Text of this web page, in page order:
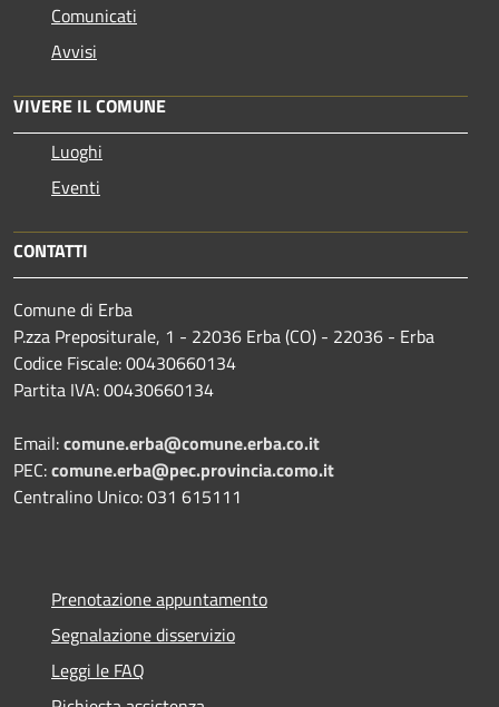
Comunicati
Avvisi
VIVERE IL COMUNE
Luoghi
Eventi
CONTATTI
Comune di Erba
P.zza Prepositurale, 1 - 22036 Erba (CO) - 22036 - Erba
Codice Fiscale: 00430660134
Partita IVA: 00430660134
Email:comune.erba@comune.erba.co.it
PEC:comune.erba@pec.provincia.como.it
Centralino Unico: 031 615111
Prenotazione appuntamento
Segnalazione disservizio
Leggi le FAQ